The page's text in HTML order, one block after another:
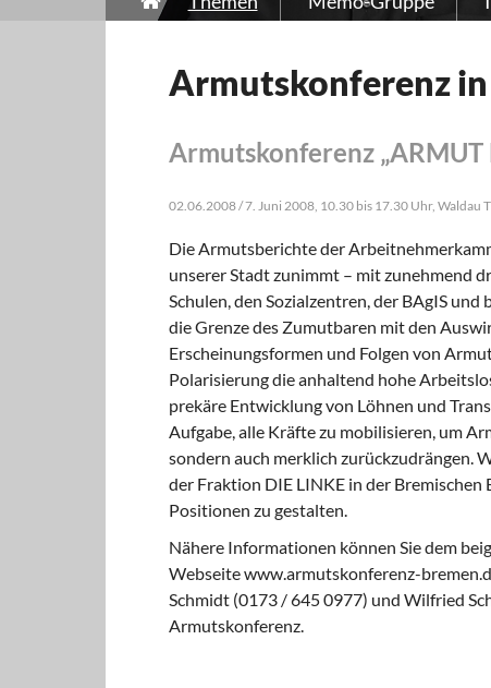
Armutskonferenz
Armutskonferenz „ARMUT
02.06.2008 / 7. Juni 2008, 10.30 bis 17.30 Uhr, Waldau
Die Armutsberichte der
unserer Stadt zunimmt – mit zunehmend
Schulen, den Sozialzentren, der BAgIS
die Grenze des Zumutbaren mit den
Erscheinungsformen und Folgen von
Polarisierung die anhaltend hohe
prekäre Entwicklung von Löhnen und
Aufgabe, alle Kräfte zu mobilisieren, um
sondern auch merklich zurückzudrängen.
der Fraktion DIE LINKE in der
Positionen zu gestalten.
Nähere Informationen können Sie dem
Webseite www.armutskonferenz-
Schmidt (0173 / 645 0977) und Wilfried
Armutskonferenz.